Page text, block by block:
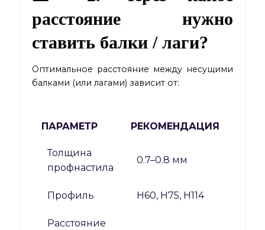
расстояние нужно
ставить балки / лаги?
Оптимальное расстояние между несущими
балками (или лагами) зависит от:
ПАРАМЕТР РЕКОМЕНДАЦИЯ
Толщина
профнастила
0.7–0.8 мм
Профиль H60, H75, Н114
Расстояние